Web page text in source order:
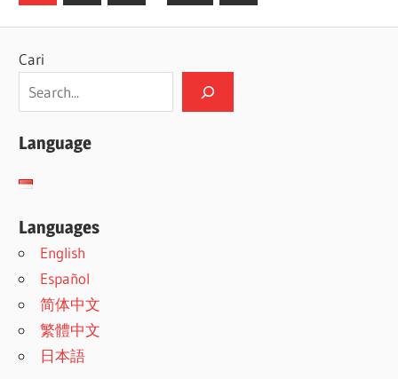
Posts
Cari
Language
Languages
English
Español
简体中文
繁體中文
日本語